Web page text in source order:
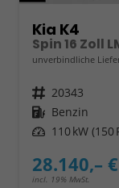
Kia K4
Spin 16 Zoll
unverbindliche
Fahrzeugnr. 20343
Kraftstoff Benzin
Leistung 110 kW (150
28.140,– €
incl. 19% MwSt.